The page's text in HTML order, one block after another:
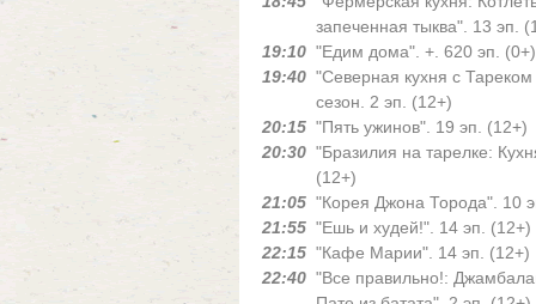
запеченная тыква". 13 эп.
19:10 "Едим дома". +. 620 эп. (0+)
19:40 "Северная кухня с
сезон. 2 эп. (12+)
20:15 "Пять ужинов". 19 эп. (12+)
20:30 "Бразилия на тарелке:
(12+)
21:05 "Корея Джона Торода". 10
21:55 "Ешь и худей!". 14 эп. (12+)
22:15 "Кафе Марии". 14 эп. (12+)
22:40 "Все правильно!: